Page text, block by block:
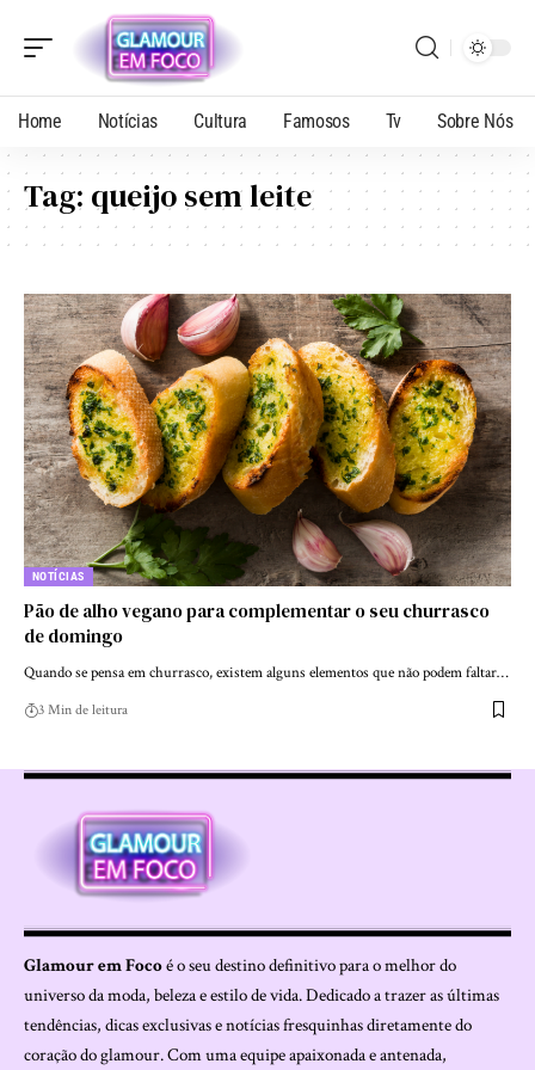
Home Notícias Cultura Famosos Tv Sobre Nós
Tag: queijo sem leite
NOTÍCIAS
Pão de alho vegano para complementar o seu churrasco
de domingo
Quando se pensa em churrasco, existem alguns elementos que não podem faltar…
3 Min de leitura
Glamour em Focoé o seu destino definitivo para o melhor do
universo da moda, beleza e estilo de vida. Dedicado a trazer as últimas
tendências, dicas exclusivas e notícias fresquinhas diretamente do
coração do glamour. Com uma equipe apaixonada e antenada,